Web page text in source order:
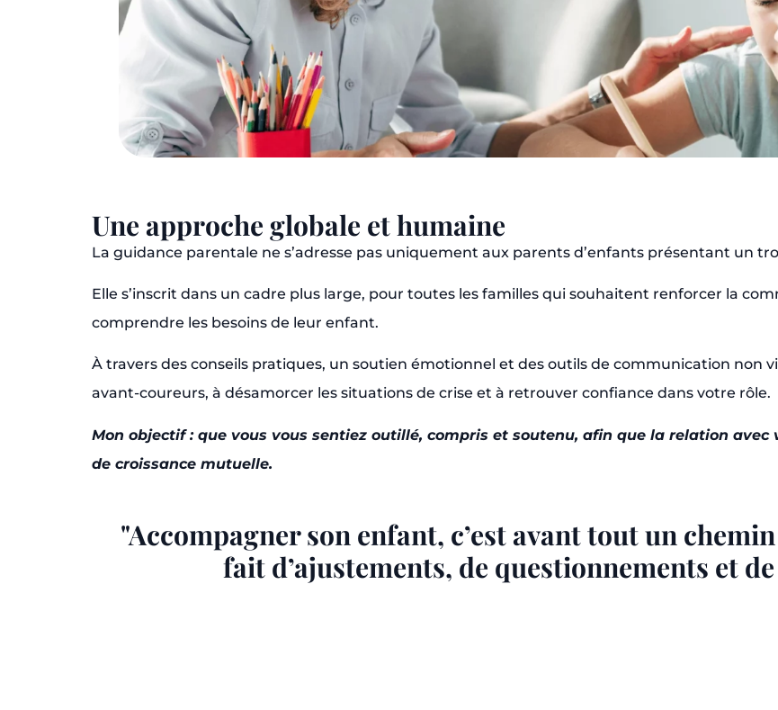
Une approche globale et humaine
La guidance parentale ne s’adresse pas uniquement aux parents d’enfants présentant un
Elle s’inscrit dans un cadre plus large, pour toutes les familles qui souhaitent renforcer la
comprendre les besoins de leur enfant.
À travers des conseils pratiques, un soutien émotionnel et des outils de communication non
avant-coureurs, à désamorcer les situations de crise et à retrouver confiance dans votre rôle.
Mon objectif : que vous vous sentiez outillé, compris et soutenu, afin que la relation
de croissance mutuelle.
"Accompagner son enfant, c’est avant tout un
fait d’ajustements, de questionnements et